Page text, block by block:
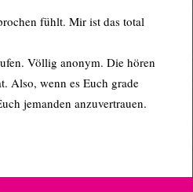
fühlt. Mir ist das total
Völlig anonym. Die hören
Also, wenn es Euch grade
jemanden anzuvertrauen.